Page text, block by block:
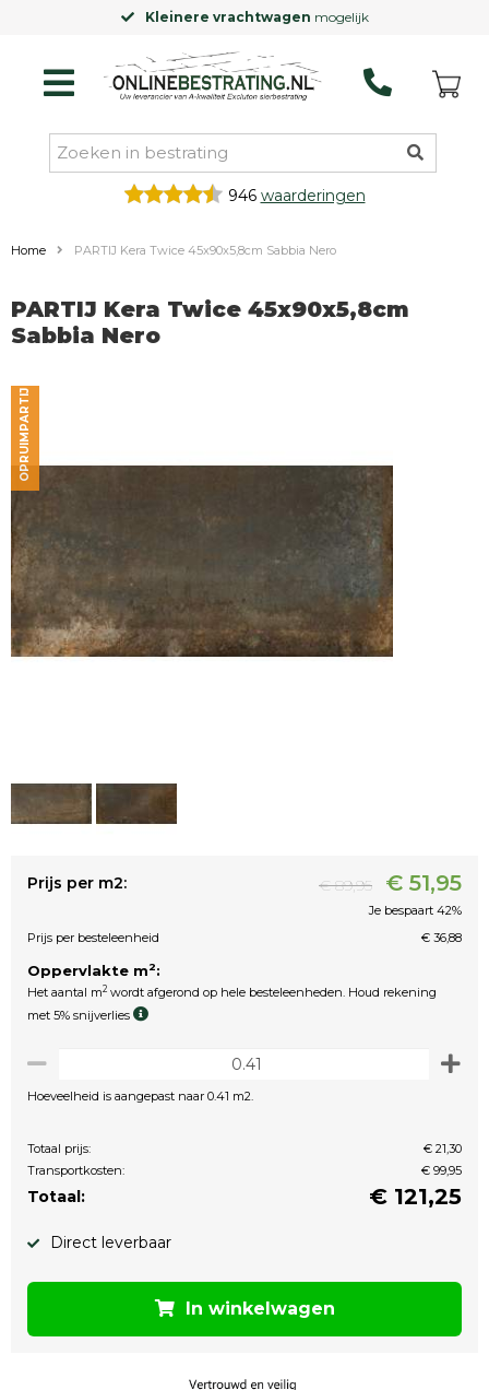
Kleinere vrachtwagen mogelijk
946 waarderingen
Home PARTIJ Kera Twice 45x90x5,8cm Sabbia Nero
PARTIJ Kera Twice 45x90x5,8cm
Sabbia Nero
OPRUIMPARTIJ
Prijs per m2: € 89,95 € 51,95
Je bespaart 42%
Prijs per besteleenheid
€ 36,88
Oppervlakte m2:
Het aantal m2 wordt afgerond op hele besteleenheden. Houd rekening
met 5% snijverlies
Hoeveelheid is aangepast naar 0.41 m2.
Totaal prijs:
€ 21,30
Transportkosten:
€ 99,95
Totaal: € 121,25
Direct leverbaar
In winkelwagen